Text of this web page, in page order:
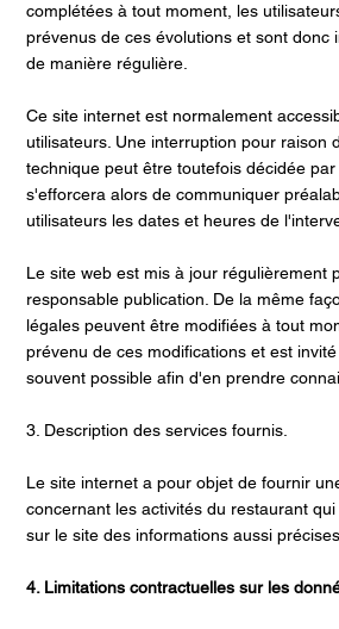
complétées à tout moment, les
prévenus de ces évolutions et sont donc
de manière régulière.
Ce site internet est normalement
utilisateurs. Une interruption pour raison
technique peut être toutefois décidée
s'efforcera alors de communiquer
utilisateurs les dates et heures de
Le site web est mis à jour régulièrement
responsable publication. De la même
légales peuvent être modifiées à tout
prévenu de ces modifications et est
souvent possible afin d'en prendre
3. Description des services fournis.
Le site internet a pour objet de fournir
concernant les activités du restaurant
sur le site des informations aussi
4. Limitations contractuelles sur les